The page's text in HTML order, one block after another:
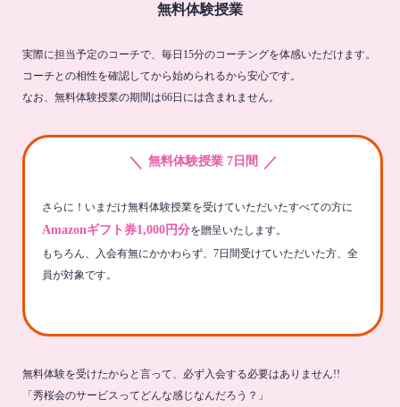
無料体験授業
実際に担当予定のコーチで、毎日15分のコーチングを体感いただけます。
コーチとの相性を確認してから始められるから安心です。
なお、無料体験授業の期間は66日には含まれません。
＼ 無料体験授業 7日間 ／
さらに！いまだけ無料体験授業を受けていただいたすべての方に
Amazonギフト券1,000円分を贈呈いたします。
もちろん、入会有無にかかわらず、7日間受けていただいた方、全
員が対象です。
無料体験を受けたからと言って、必ず入会する必要はありません!!
「秀桜会のサービスってどんな感じなんだろう？」